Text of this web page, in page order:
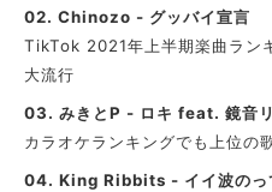
02. Chinozo - グッバイ宣言
TikTok 2021年上半期楽曲ラン
大流行
03. みきとP - ロキ feat. 鏡音
カラオケランキングでも上位の
04. King Ribbits - イイ波の